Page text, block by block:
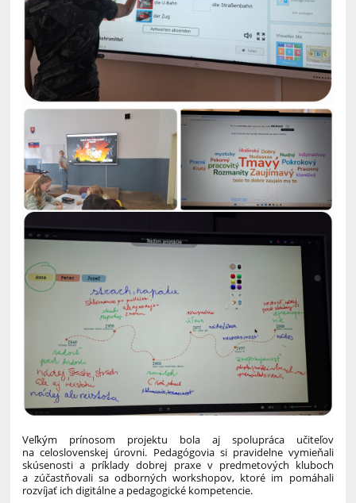
Veľkým prínosom projektu bola aj spolupráca učiteľov
na celoslovenskej úrovni. Pedagógovia si pravidelne vymieňali
skúsenosti a príklady dobrej praxe v predmetových kluboch
a zúčastňovali sa odborných workshopov, ktoré im pomáhali
rozvíjať ich digitálne a pedagogické kompetencie.